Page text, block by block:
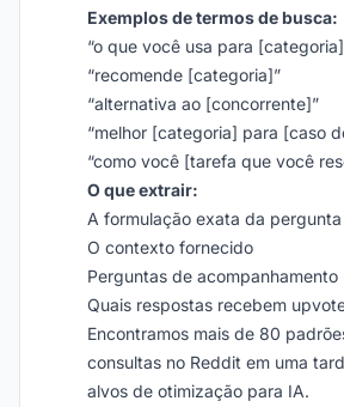
Exemplos de termos de busca:
“o que você usa para
“recomende [categoria]”
“alternativa ao [concorrente]”
“melhor [categoria] para [caso
“como você [tarefa que você
O que extrair:
A formulação exata da pergunta
O contexto fornecido
Perguntas de acompanhamento
Quais respostas recebem
Encontramos mais de 80
consultas no Reddit em uma
alvos de otimização para IA.